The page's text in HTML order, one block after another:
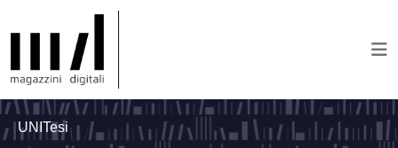
UNITesi